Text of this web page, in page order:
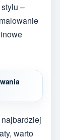
–
warto